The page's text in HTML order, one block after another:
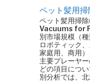
ペット髪用
ペット髪用掃
Vacuums for
別市場規模（
ロボティック
家庭用、商用
主要プレーヤ
どの項目につ
別分析では、